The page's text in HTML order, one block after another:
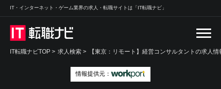
IT・インターネット・ゲーム業界の求人・転職サイトは「IT転職ナビ」
IT転職ナビTOP > 求人検索 > 【東京：リモート】経営コンサルタントの求人情
情報提供元：